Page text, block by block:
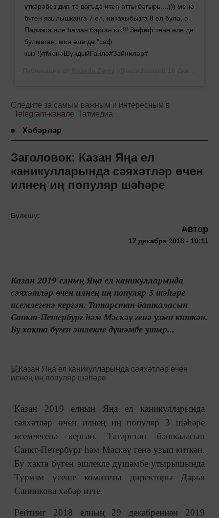
үткәрәбез дип тә вәгъдә итеп атты бәгырь....))) менә
бүген язылышканга 7 ел, никахыбызга 8 ел була, ә
Парижга әле һаман барган юк!!! Зөфәф төне әле дә
булмаган, мин әле дә "саф
кыз"!)#МенәШундыйГаилә#Зәйниләр#
Следите за самым важным и интересным в
Telegram-канале Татмедиа
Хәбәрләр
Заголовок: Казан Яңа ел
каникулларында сәяхәтләр өчен
илнең иң популяр шәһәре
Бүлешү:
Автор
17 декабря 2018 - 10:11
Казан 2019 елның Яңа ел каникулларында
сәяхәтләр өчен илнең иң популяр 3 шәһәре
исемлегенә кергән. Татарстан башкаласын
Санкт-Петербург һәм Мәскәү генә узып киткән.
Бу хакта бүген эшлекле дүшәмбе утыр...
Казан 2019 елның Яңа ел каникулларында
сәяхәтләр өчен илнең иң популяр 3 шәһәре
исемлегенә кергән. Татарстан башкаласын
Санкт-Петербург һәм Мәскәү генә узып киткән.
Бу хакта бүген эшлекле дүшәмбе утырышында
Туризм үсеше комитеты директоры Дарья
Санникова хәбәр итте.
Рейтинг 2018 елның 29 декабреннән 2019